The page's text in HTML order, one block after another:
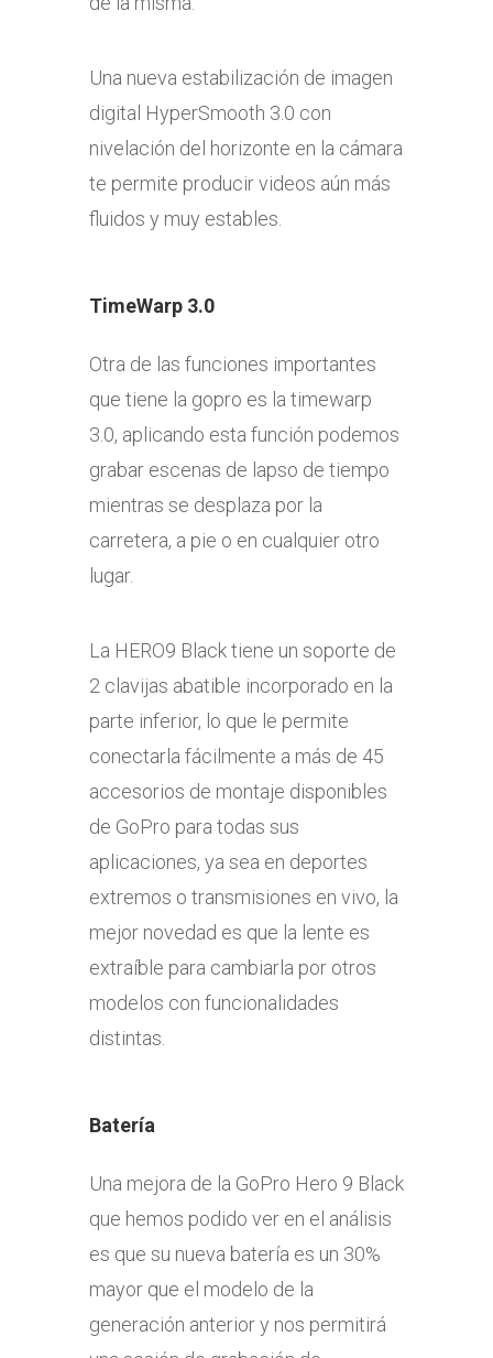
Una nueva estabilización de imagen
digital HyperSmooth 3.0 con
nivelación del horizonte en la cámara
te permite producir videos aún más
fluidos y muy estables.
TimeWarp 3.0
Otra de las funciones importantes
que tiene la gopro es la timewarp
3.0, aplicando esta función podemos
grabar escenas de lapso de tiempo
mientras se desplaza por la
carretera, a pie o en cualquier otro
lugar.
La HERO9 Black tiene un soporte de
2 clavijas abatible incorporado en la
parte inferior, lo que le permite
conectarla fácilmente a más de 45
accesorios de montaje disponibles
de GoPro para todas sus
aplicaciones, ya sea en deportes
extremos o transmisiones en vivo, la
mejor novedad es que la lente es
extraíble para cambiarla por otros
modelos con funcionalidades
distintas.
Batería
Una mejora de la GoPro Hero 9 Black
que hemos podido ver en el análisis
es que su nueva batería es un 30%
mayor que el modelo de la
generación anterior y nos permitirá